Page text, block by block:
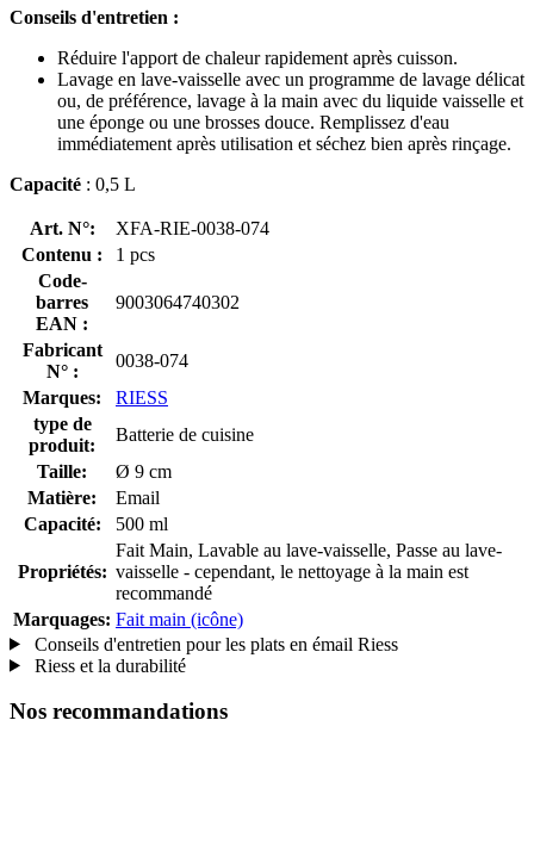
Conseils d'entretien :
Réduire l'apport de chaleur rapidement après cuisson.
Lavage en lave-vaisselle avec un programme de lavage délicat
ou, de préférence, lavage à la main avec du liquide vaisselle et
une éponge ou une brosses douce. Remplissez d'eau
immédiatement après utilisation et séchez bien après rinçage.
Capacité : 0,5 L
Art. N°:
XFA-RIE-0038-074
Contenu :
1 pcs
Code-
barres
EAN :
9003064740302
Fabricant
N° :
0038-074
Marques:
RIESS
type de
produit:
Batterie de cuisine
Taille:
Ø 9 cm
Matière:
Email
Capacité:
500 ml
Propriétés:
Fait Main, Lavable au lave-vaisselle, Passe au lave-
vaisselle - cependant, le nettoyage à la main est
recommandé
Marquages: Fait main (icône)
Conseils d'entretien pour les plats en émail Riess
Riess et la durabilité
Nos recommandations